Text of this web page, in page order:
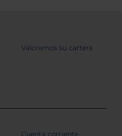
Valoramos su cartera
Cuenta corriente